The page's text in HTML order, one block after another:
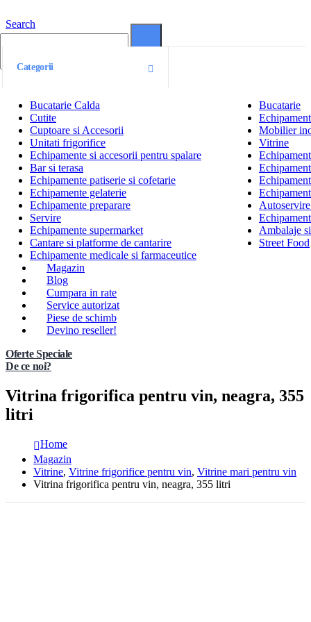
Search
Categorii
Bucatarie Calda
Bucatarie
Cutite
Cuptoare si Accesorii
Mobilier
Unitati frigorifice
Vitrine
Echipamente si accesorii pentru spalare
Bar si terasa
Echipamente patiserie si cofetarie
Echipamente gelaterie
Echipamente preparare
Servire
Echipamente supermarket
Ambalaje
Cantare si platforme de cantarire
Street Food
Echipamente medicale si farmaceutice
Magazin
Blog
Cumpara in rate
Service autorizat
Piese de schimb
Devino reseller!
Oferte Speciale
De ce noi?
Vitrina frigorifica pentru vin, neagra, 355
litri
Home
Magazin
Vitrine, Vitrine frigorifice pentru vin, Vitrine mari pentru vin
Vitrina frigorifica pentru vin, neagra, 355 litri